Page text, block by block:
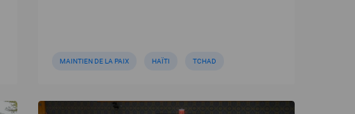
MAINTIEN DE LA PAIX HAÏTI TCHAD